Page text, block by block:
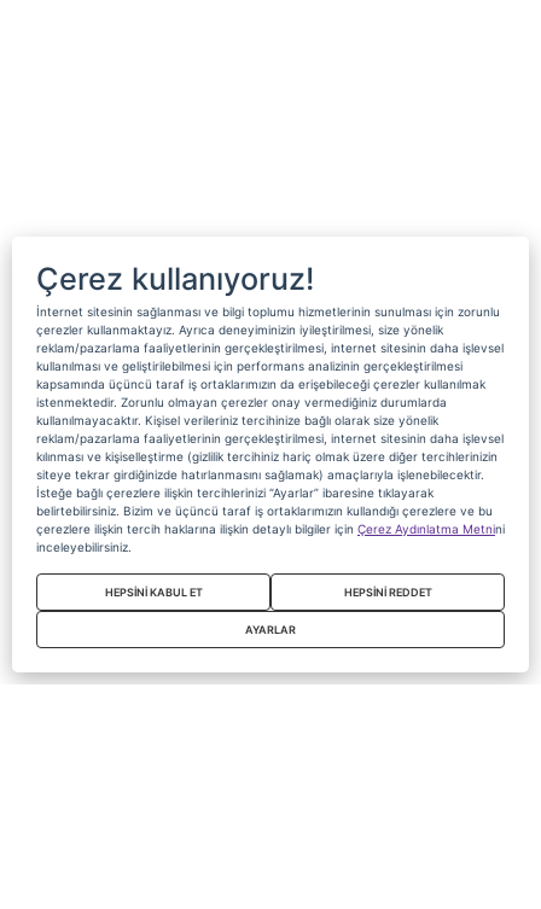
Çerez kullanıyoruz!
İnternet sitesinin sağlanması ve bilgi toplumu hizmetlerinin sunulması için zorunlu
çerezler kullanmaktayız. Ayrıca deneyiminizin iyileştirilmesi, size yönelik
reklam/pazarlama faaliyetlerinin gerçekleştirilmesi, internet sitesinin daha işlevsel
kullanılması ve geliştirilebilmesi için performans analizinin gerçekleştirilmesi
kapsamında üçüncü taraf iş ortaklarımızın da erişebileceği çerezler kullanılmak
istenmektedir. Zorunlu olmayan çerezler onay vermediğiniz durumlarda
kullanılmayacaktır. Kişisel verileriniz tercihinize bağlı olarak size yönelik
reklam/pazarlama faaliyetlerinin gerçekleştirilmesi, internet sitesinin daha işlevsel
kılınması ve kişiselleştirme (gizlilik tercihiniz hariç olmak üzere diğer tercihlerinizin
siteye tekrar girdiğinizde hatırlanmasını sağlamak) amaçlarıyla işlenebilecektir.
İsteğe bağlı çerezlere ilişkin tercihlerinizi “Ayarlar” ibaresine tıklayarak
belirtebilirsiniz. Bizim ve üçüncü taraf iş ortaklarımızın kullandığı çerezlere ve bu
çerezlere ilişkin tercih haklarına ilişkin detaylı bilgiler için Çerez Aydınlatma Metnini
inceleyebilirsiniz.
HEPSİNİ KABUL ET HEPSİNİ REDDET
AYARLAR